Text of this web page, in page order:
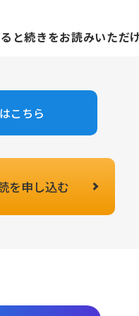
と続きをお読みいただ
こちら
を申し込む